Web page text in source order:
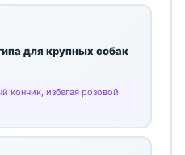
для крупных собак
кончик, избегая розовой